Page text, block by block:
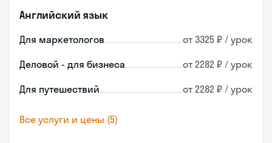
Английский язык
Для маркетологов от 3325 ₽ / урок
Деловой - для бизнеса от 2282 ₽ / урок
Для путешествий от 2282 ₽ / урок
Все услуги и цены (5)